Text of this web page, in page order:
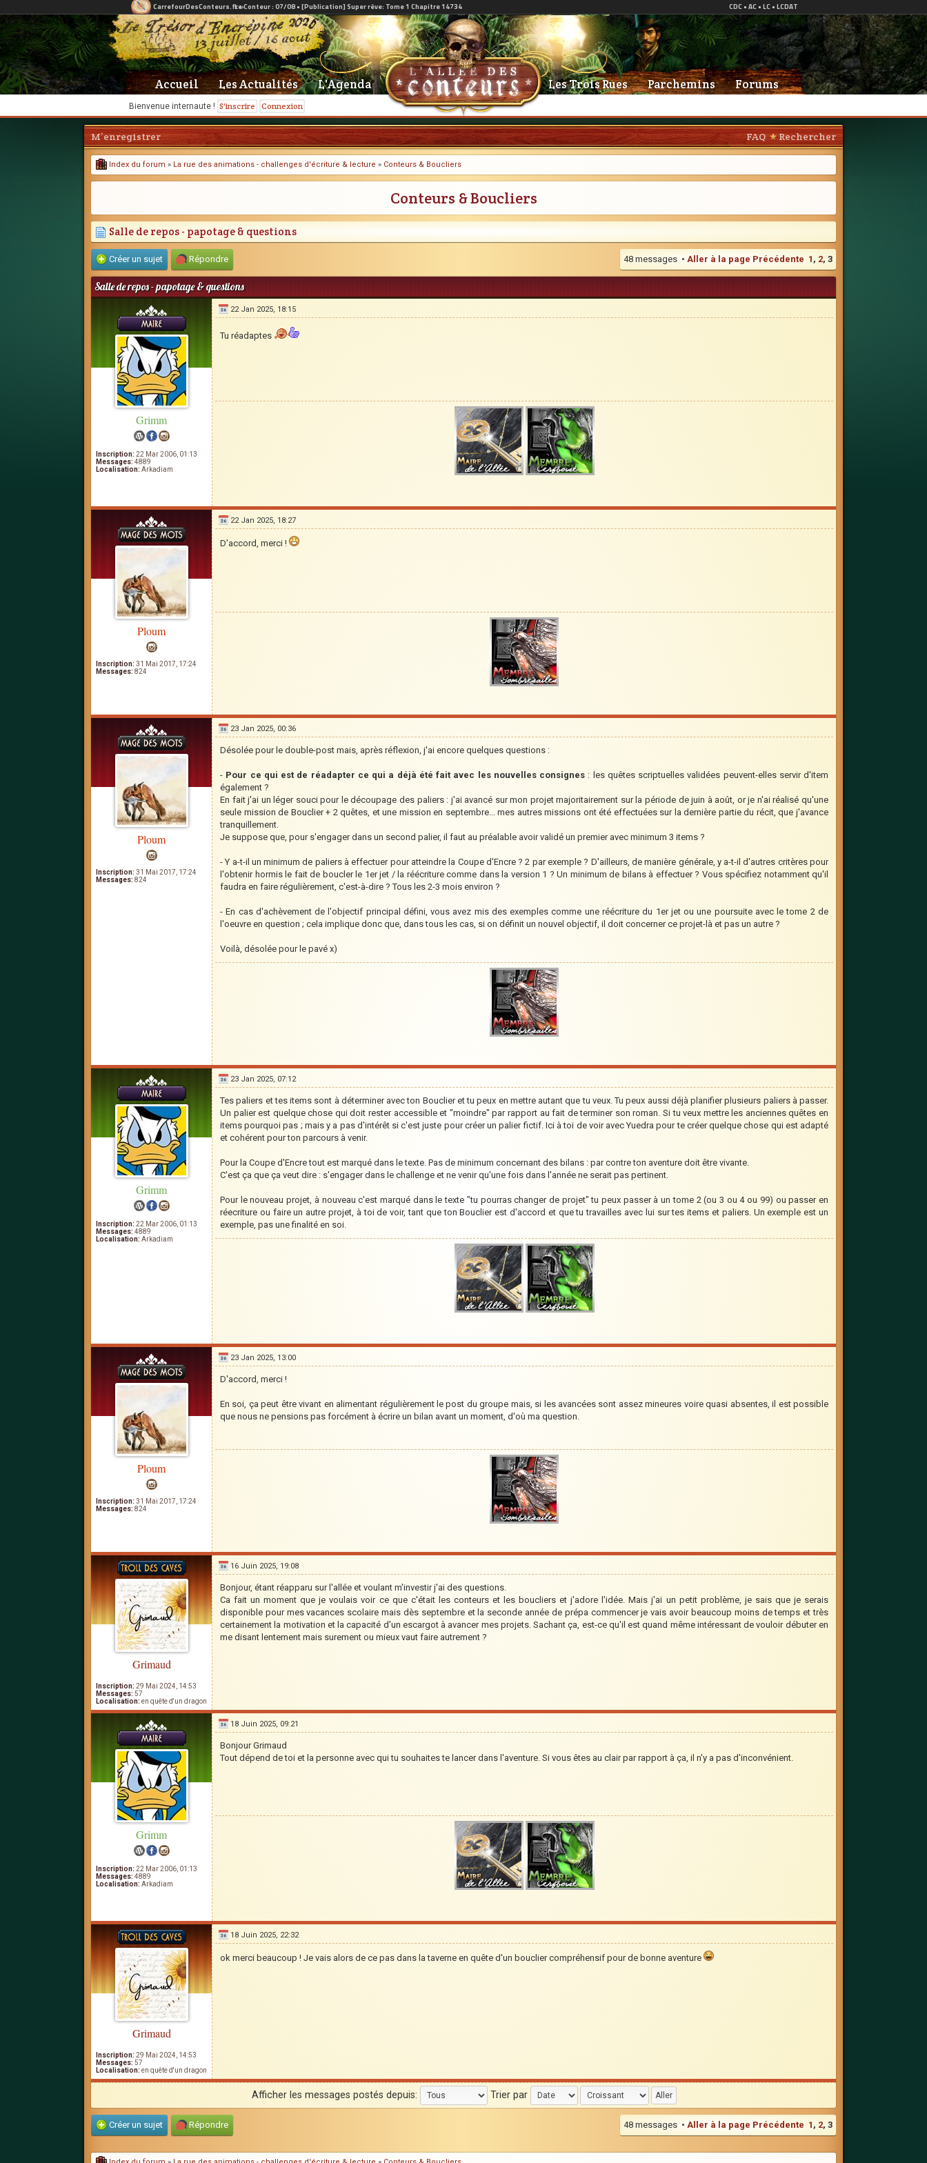
Bienvenue internaute ! S'inscrire Connexion
Accueil Les Actualités L'Agenda Les Trois Rues Parchemins Forums
FAQ Rechercher
M’enregistrer
Index du forum » La rue des animations - challenges d'écriture & lecture » Conteurs & Boucliers
Conteurs & Boucliers
Salle de repos - papotage & questions
Créer un sujet Répondre 48 messages • Aller à la page Précédente 1 , 2, 3
Salle de repos - papotage & questions
Grimm
Inscription: 22 Mar 2006, 01:13
Messages: 4889
Localisation: Arkadiam
22 Jan 2025, 18:15
Tu réadaptes
Ploum
Inscription: 31 Mai 2017, 17:24
Messages: 824
22 Jan 2025, 18:27
D'accord, merci !
Ploum
Inscription: 31 Mai 2017, 17:24
Messages: 824
23 Jan 2025, 00:36
Désolée pour le double-post mais, après réflexion, j'ai encore quelques questions :
- Pour ce qui est de réadapter ce qui a déjà été fait avec les nouvelles consignes : les quêtes scriptuelles validées peuvent-elles servir d'item
également ?
En fait j'ai un léger souci pour le découpage des paliers : j'ai avancé sur mon projet majoritairement sur la période de juin à août, or je n'ai réalisé qu'une
seule mission de Bouclier + 2 quêtes, et une mission en septembre... mes autres missions ont été effectuées sur la dernière partie du récit, que j'avance
tranquillement.
Je suppose que, pour s'engager dans un second palier, il faut au préalable avoir validé un premier avec minimum 3 items ?
- Y a-t-il un minimum de paliers à effectuer pour atteindre la Coupe d'Encre ? 2 par exemple ? D'ailleurs, de manière générale, y a-t-il d'autres critères pour
l'obtenir hormis le fait de boucler le 1er jet / la réécriture comme dans la version 1 ? Un minimum de bilans à effectuer ? Vous spécifiez notamment qu'il
faudra en faire régulièrement, c'est-à-dire ? Tous les 2-3 mois environ ?
- En cas d'achèvement de l'objectif principal défini, vous avez mis des exemples comme une réécriture du 1er jet ou une poursuite avec le tome 2 de
l'oeuvre en question ; cela implique donc que, dans tous les cas, si on définit un nouvel objectif, il doit concerner ce projet-là et pas un autre ?
Voilà, désolée pour le pavé x)
Grimm
Inscription: 22 Mar 2006, 01:13
Messages: 4889
Localisation: Arkadiam
23 Jan 2025, 07:12
Tes paliers et tes items sont à déterminer avec ton Bouclier et tu peux en mettre autant que tu veux. Tu peux aussi déjà planifier plusieurs paliers à passer.
Un palier est quelque chose qui doit rester accessible et "moindre" par rapport au fait de terminer son roman. Si tu veux mettre les anciennes quêtes en
items pourquoi pas ; mais y a pas d'intérêt si c'est juste pour créer un palier fictif. Ici à toi de voir avec Yuedra pour te créer quelque chose qui est adapté
et cohérent pour ton parcours à venir.
Pour la Coupe d'Encre tout est marqué dans le texte. Pas de minimum concernant des bilans : par contre ton aventure doit être vivante.
C'est ça que ça veut dire : s'engager dans le challenge et ne venir qu'une fois dans l'année ne serait pas pertinent.
Pour le nouveau projet, à nouveau c'est marqué dans le texte "tu pourras changer de projet" tu peux passer à un tome 2 (ou 3 ou 4 ou 99) ou passer en
réecriture ou faire un autre projet, à toi de voir, tant que ton Bouclier est d'accord et que tu travailles avec lui sur tes items et paliers. Un exemple est un
exemple, pas une finalité en soi.
Ploum
Inscription: 31 Mai 2017, 17:24
Messages: 824
23 Jan 2025, 13:00
D'accord, merci !
En soi, ça peut être vivant en alimentant régulièrement le post du groupe mais, si les avancées sont assez mineures voire quasi absentes, il est possible
que nous ne pensions pas forcément à écrire un bilan avant un moment, d'où ma question.
Grimaud
Inscription: 29 Mai 2024, 14:53
Messages: 57
Localisation: en quête d'un dragon
16 Juin 2025, 19:08
Bonjour, étant réapparu sur l'allée et voulant m'investir j'ai des questions.
Ca fait un moment que je voulais voir ce que c'était les conteurs et les boucliers et j'adore l'idée. Mais j'ai un petit problème, je sais que je serais
disponible pour mes vacances scolaire mais dès septembre et la seconde année de prépa commencer je vais avoir beaucoup moins de temps et très
certainement la motivation et la capacité d'un escargot à avancer mes projets. Sachant ça, est-ce qu'il est quand même intéressant de vouloir débuter en
me disant lentement mais surement ou mieux vaut faire autrement ?
Grimm
Inscription: 22 Mar 2006, 01:13
Messages: 4889
Localisation: Arkadiam
18 Juin 2025, 09:21
Bonjour Grimaud
Tout dépend de toi et la personne avec qui tu souhaites te lancer dans l'aventure. Si vous êtes au clair par rapport à ça, il n'y a pas d'inconvénient.
Grimaud
Inscription: 29 Mai 2024, 14:53
Messages: 57
Localisation: en quête d'un dragon
18 Juin 2025, 22:32
ok merci beaucoup ! Je vais alors de ce pas dans la taverne en quête d'un bouclier compréhensif pour de bonne aventure
Afficher les messages postés depuis: Trier par
Créer un sujet Répondre 48 messages • Aller à la page Précédente 1 , 2, 3